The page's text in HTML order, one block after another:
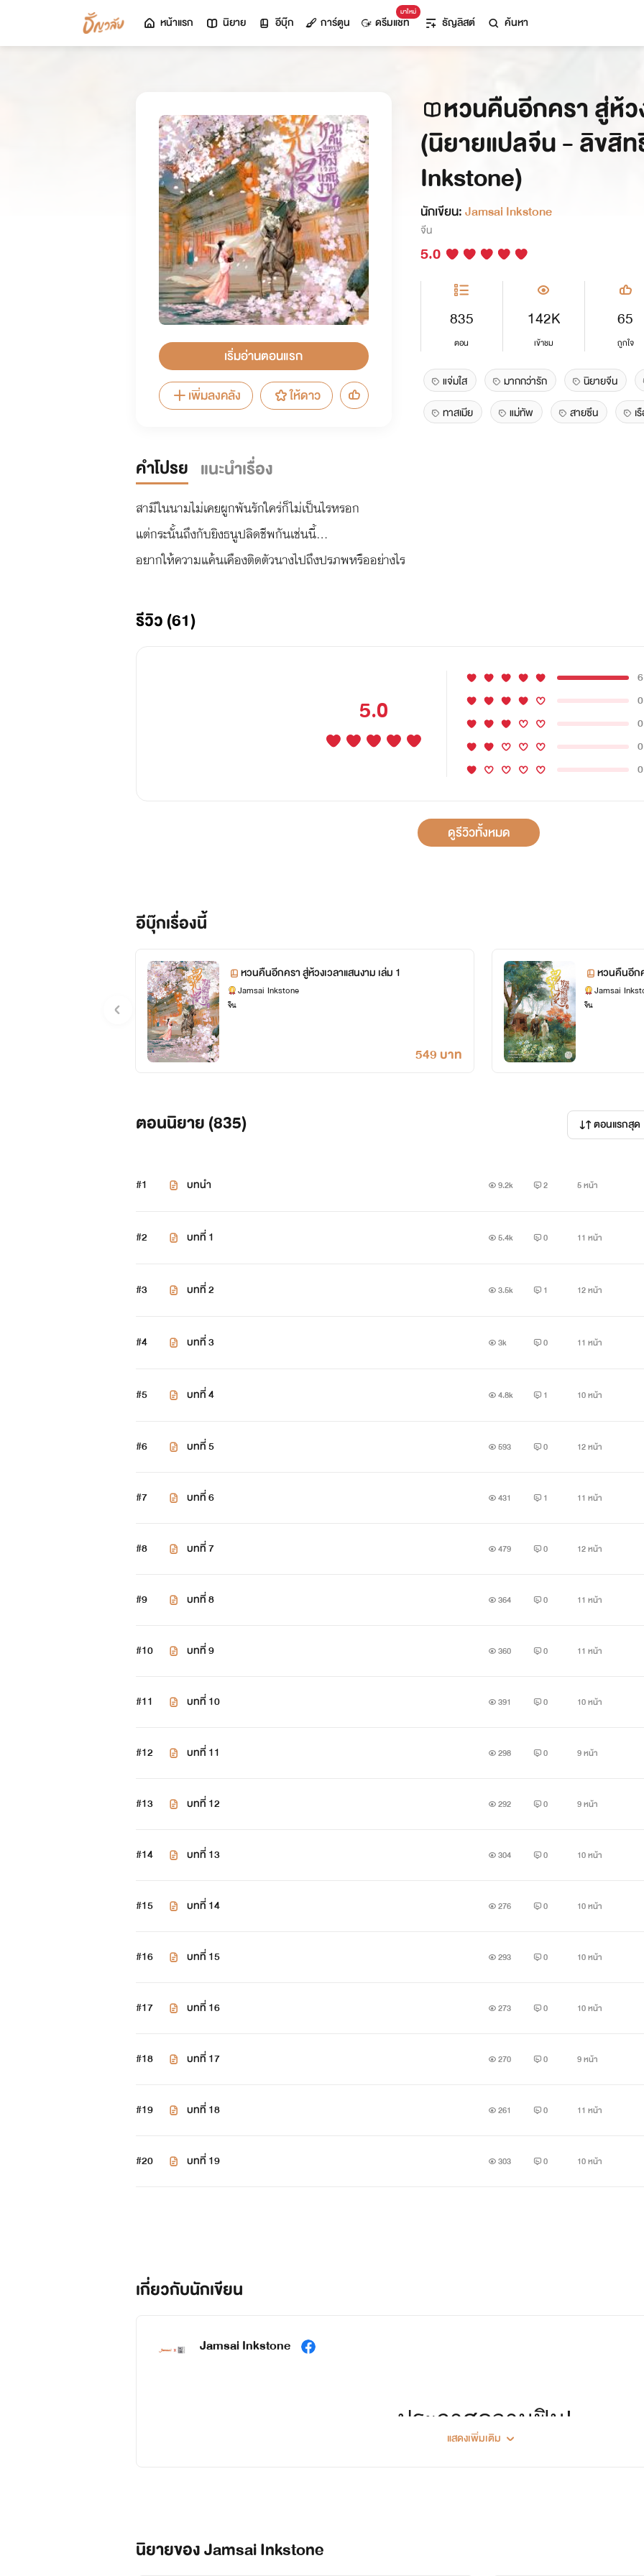
หน้าแรก นิยาย อีบุ๊ก การ์ตูน
มาใหม่
ดรีมแชท ธัญลิสต์ ค้นหา
เริ่มอ่านตอนแรก
เพิ่มลงคลัง
ให้ดาว
หวนคืนอีกครา สู่ห้ว
(นิยายแปลจีน - ลิขสิท
Inkstone)
นักเขียน:Jamsai Inkstone
จีน
5.0
835
ตอน
142K
เข้าชม
65
ถูกใจ
แจ่มใส มากกว่ารัก นิยายจีน
ทาสเมีย
แม่ทัพ สายซึน เ
คำโปรย แนะนำเรื่อง
สามีในนามไม่เคยผูกพันรักใคร่ก็ไม่เป็นไรหรอก
แต่กระนั้นถึงกับยิงธนูปลิดชีพกันเช่นนี้...
อยากให้ความแค้นเคืองติดตัวนางไปถึงปรภพหรืออย่างไร
รีวิว (61)
5.0
0
0
0
0
ดูรีวิวทั้งหมด
อีบุ๊กเรื่องนี้
หวนคืนอีกครา สู่ห้วงเวลาแสนงาม เล่ม 1
Jamsai Inkstone
จีน
549 บาท
หวนคืนอีก
Jamsai
จีน
ตอนนิยาย (835) ตอนแรกสุด
#1 บทนำ 9.2k 2 5 หน้า
#2 บทที่ 1 5.4k 0 11 หน้า
#3 บทที่ 2 3.5k 1 12 หน้า
#4 บทที่ 3 3k 0 11 หน้า
#5 บทที่ 4 4.8k 1 10 หน้า
#6 บทที่ 5 593 0 12 หน้า
#7 บทที่ 6 431 1 11 หน้า
#8 บทที่ 7 479 0 12 หน้า
#9 บทที่ 8 364 0 11 หน้า
#10 บทที่ 9 360 0 11 หน้า
#11 บทที่ 10 391 0 10 หน้า
#12 บทที่ 11 298 0 9 หน้า
#13 บทที่ 12 292 0 9 หน้า
#14 บทที่ 13 304 0 10 หน้า
#15 บทที่ 14 276 0 10 หน้า
#16 บทที่ 15 293 0 10 หน้า
#17 บทที่ 16 273 0 10 หน้า
#18 บทที่ 17 270 0 9 หน้า
#19 บทที่ 18 261 0 11 หน้า
#20 บทที่ 19 303 0 10 หน้า
เกี่ยวกับนักเขียน
Jamsai Inkstone
ประกาศความฟิน!
แสดงเพิ่มเติม
นิยายของ Jamsai Inkstone